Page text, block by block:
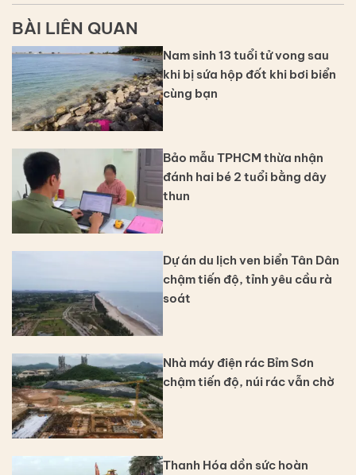
BÀI LIÊN QUAN
Nam sinh 13 tuổi tử vong sau
khi bị sứa hộp đốt khi bơi biển
cùng bạn
Bảo mẫu TPHCM thừa nhận
đánh hai bé 2 tuổi bằng dây
thun
Dự án du lịch ven biển Tân Dân
chậm tiến độ, tỉnh yêu cầu rà
soát
Nhà máy điện rác Bỉm Sơn
chậm tiến độ, núi rác vẫn chờ
Thanh Hóa dồn sức hoàn